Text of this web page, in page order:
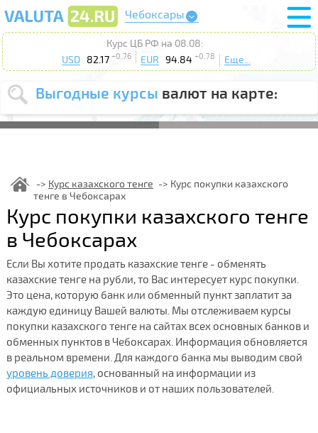
Чебоксары
Курс ЦБ РФ на 08.08:
USD
82.17 +0.76 EUR 94.84 +0.78 Еще...
Выгодные курсы валют на карте:
Выберите
USD EUR
курс от
Выберите
действие:
Поиск
Курс казахского тенге
Курс покупки казахского
тенге в Чебоксарах
Курс покупки казахского тенге
в Чебоксарах
Если Вы хотите продать казахские тенге - обменять
казахские тенге на рубли, то Вас интересует курс покупки.
Это цена, которую банк или обменный пункт заплатит за
каждую единицу Вашей валюты. Мы отслеживаем курсы
покупки казахского тенге на сайтах всех основных банков и
обменных пунктов в Чебоксарах. Информация обновляется
в реальном времени. Для каждого банка мы выводим свой
уровень доверия, основанный на информации из
официальных источников и от наших пользователей.